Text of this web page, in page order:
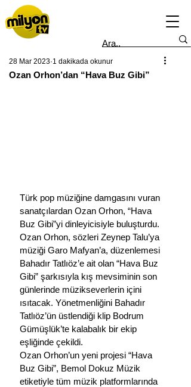
Ozan Orhon’dan “Hava Buz Gibi”
28 Mar 2023 1 dakikada okunur
Türk pop müziğine damgasını vuran
sanatçılardan Ozan Orhon, “Hava
Buz Gibi”yi dinleyicisiyle buluşturdu.
Ozan Orhon, sözleri Zeynep Talu’ya
müziği Garo Mafyan’a, düzenlemesi
Bahadır Tatlıöz’e ait olan “Hava Buz
Gibi” şarkısıyla kış mevsiminin son
günlerinde müzikseverlerin içini
ısıtacak. Yönetmenliğini Bahadır
Tatlıöz’ün üstlendiği klip Bodrum
Gümüşlük’te kalabalık bir ekip
eşliğinde çekildi.
Ozan Orhon’un yeni projesi “Hava
Buz Gibi”, Bemol Dokuz Müzik
etiketiyle tüm müzik platformlarında